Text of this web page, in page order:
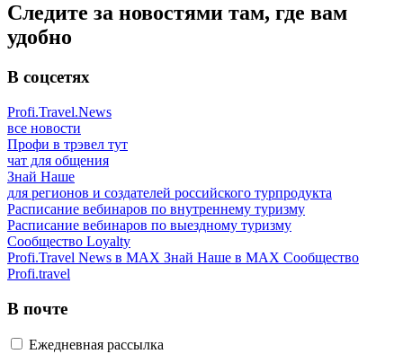
Следите за новостями там, где вам
удобно
В соцсетях
Profi.Travel.News
все новости
Профи в трэвел тут
чат для общения
Знай Наше
для регионов и создателей российского турпродукта
Расписание вебинаров по внутреннему туризму
Расписание вебинаров по выездному туризму
Сообщество Loyalty
Profi.Travel News в MAX Знай Наше в MAX Сообщество
Profi.travel
В почте
Ежедневная рассылка